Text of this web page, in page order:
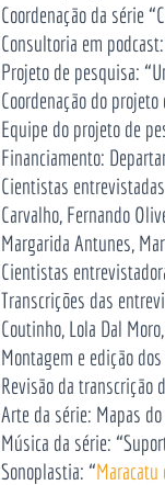
Coordenação da série
Consultoria em podcast:
Projeto de pesquisa:
Coordenação do
Equipe do projeto de
Financiamento:
Cientistas
Carvalho, Fernando
Margarida Antunes,
Cientistas
Transcrições das
Coutinho, Lola Dal
Montagem e edição
Revisão da transcrição
Arte da série: Mapas
Música da série:
Sonoplastia: “Maracatu